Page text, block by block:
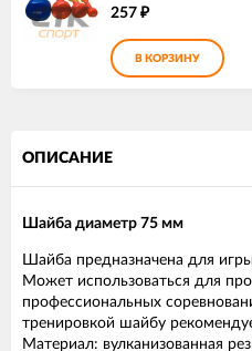
257 ₽
В КОРЗИНУ
ОПИСАНИЕ
Шайба диаметр 75 мм
Шайба предназначена для
Может использоваться для
профессиональных
тренировкой шайбу
Материал: вулканизованная